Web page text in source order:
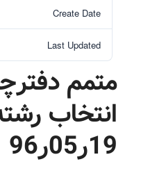
Create Date
Last Updated
متمم
انتخاب
19ر05ر96